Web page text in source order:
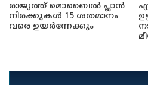
രാജ്യത്ത് മൊബൈൽ പ്ലാൻ
നിരക്കുകൾ 15 ശതമാനം
വരെ ഉയർന്നേക്കും